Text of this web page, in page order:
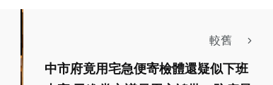
較舊
中市府竟用宅急便寄檢體還疑似下班